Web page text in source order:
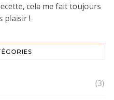
cela me fait toujours
plaisir !
(3)